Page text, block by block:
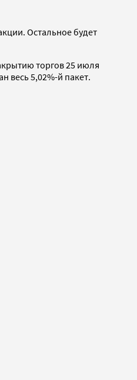
Остальное будет
торгов 25 июля
весь 5,02%-й пакет.